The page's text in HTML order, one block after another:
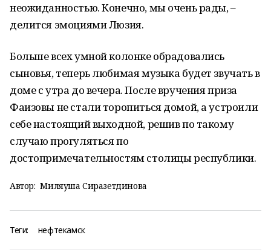
неожиданностью. Конечно, мы очень рады, –
делится эмоциями Люзия.
Больше всех умной колонке обрадовались
сыновья, теперь любимая музыка будет звучать в
доме с утра до вечера. После вручения приза
Фаизовы не стали торопиться домой, а устроили
себе настоящий выходной, решив по такому
случаю прогуляться по
достопримечательностям столицы республики.
Автор: Миляуша Сиразетдинова
Теги: нефтекамск